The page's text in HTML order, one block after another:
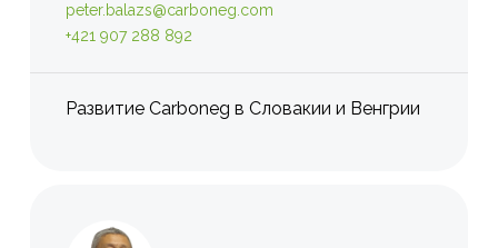
peter.balazs@carboneg.com
+421 907 288 892
Развитие Carboneg в Словакии и Венгрии